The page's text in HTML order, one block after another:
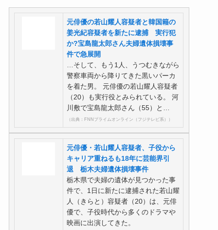
元俳優の若山耀人容疑者と韓国籍の
姜光紀容疑者を新たに逮捕 実行犯
か?宝島龍太郎さん夫婦遺体損壊事
件で急展開
…そして、もう1人、うつむきながら
警察車両から降りてきた黒いパーカ
を着た男。 元俳優の若山耀人容疑者
（20）も実行役とみられている。 河
川敷で宝島龍太郎さん（55）と…
（出典：FNNプライムオンライン（フジテレビ系））
元俳優・若山耀人容疑者、子役から
キャリア重ねるも18年に芸能界引
退 栃木夫婦遺体損壊事件
栃木県で夫婦の遺体が見つかった事
件で、1日に新たに逮捕された若山耀
人（きらと）容疑者（20）は、元俳
優で、子役時代から多くのドラマや
映画に出演してきた。